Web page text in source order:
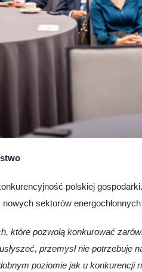
polskiej
sektorów
które pozwolą konkurować
przemysł nie potrzebuje
poziomie jak u konkurencji